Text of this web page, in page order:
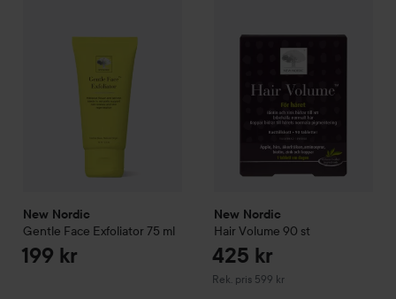
New Nordic
Gentle Face Exfoliator 75 ml
199 kr
New Nordic
Hair Volume 90 st
425 kr
Rek. pris 599 kr
Rekommenderat pris 599 kr